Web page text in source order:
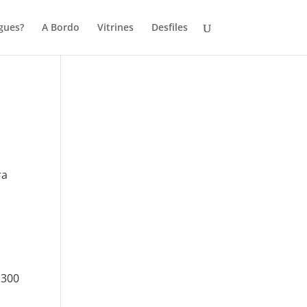
A Bordo Vitrines Desfiles